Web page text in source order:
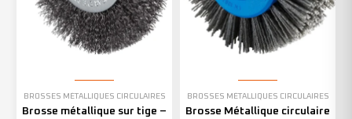
BROSSES MÉTALLIQUES CIRCULAIRES
Brosse métallique sur tige –
BROSSES MÉTALLIQUES CIRCULAIRES
Brosse Métallique circulaire